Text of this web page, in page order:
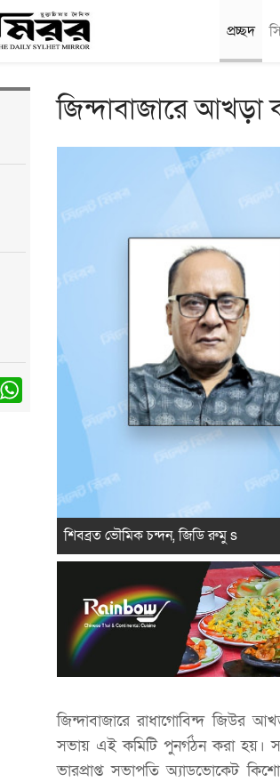
প্রচ্ছদ
WhatsApp
জিন্দাবাজারে আখড়া
শিবব্রত ভৌমিক চন্দন, জিডি রুমু s
জিন্দাবাজারে রাধাগোবিন্দ জিউর
সভায় এই কমিটি পুনর্গঠন করা হয়।
ভারপ্রাপ্ত সভাপতি অ্যাডভোকেট